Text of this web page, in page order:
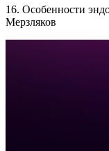
16. Особенности
Мерзляков